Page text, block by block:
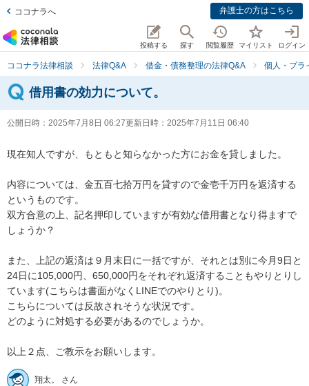
ココナラへ 弁護士の方はこちら
投稿する 探す 閲覧履歴 マイリスト ログイン
ココナラ法律相談 法律Q&A 借金・債務整理の法律Q&A 個人・プラ
借用書の効力について。
公開日時： 2025年7月8日 06:27更新日時： 2025年7月11日 06:40
現在知人ですが、もともと知らなかった方にお金を貸しました。
内容については、金五百七拾万円を貸すので金壱千万円を返済する
というものです。
双方合意の上、記名押印していますが有効な借用書となり得ますで
しょうか？
また、上記の返済は９月末日に一括ですが、それとは別に今月9日と
24日に105,000円、650,000円をそれぞれ返済することもやりとりし
ています(こちらは書面がなくLINEでのやりとり)。
こちらについては反故されそうな状況です。
どのように対処する必要があるのでしょうか。
以上２点、ご教示をお願いします。
翔太。 さん